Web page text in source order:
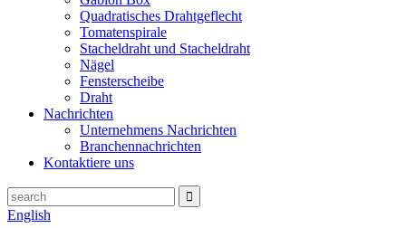
Quadratisches Drahtgeflecht
Tomatenspirale
Stacheldraht und Stacheldraht
Nägel
Fensterscheibe
Draht
Nachrichten
Unternehmens Nachrichten
Branchennachrichten
Kontaktiere uns
English